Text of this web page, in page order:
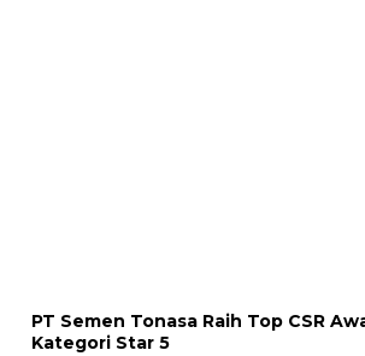
PT Semen Tonasa Raih Top CSR
Kategori Star 5